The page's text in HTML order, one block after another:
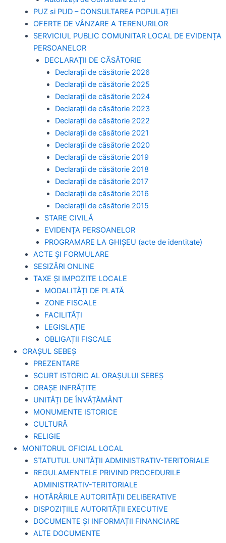
PUZ si PUD – CONSULTAREA POPULAȚIEI
OFERTE DE VÂNZARE A TERENURILOR
SERVICIUL PUBLIC COMUNITAR LOCAL DE EVIDENȚA
PERSOANELOR
DECLARAȚII DE CĂSĂTORIE
Declarații de căsătorie 2026
Declarații de căsătorie 2025
Declarații de căsătorie 2024
Declarații de căsătorie 2023
Declarații de căsătorie 2022
Declarații de căsătorie 2021
Declarații de căsătorie 2020
Declarații de căsătorie 2019
Declarații de căsătorie 2018
Declarații de căsătorie 2017
Declarații de căsătorie 2016
Declarații de căsătorie 2015
STARE CIVILĂ
EVIDENȚA PERSOANELOR
PROGRAMARE LA GHIȘEU (acte de identitate)
ACTE ȘI FORMULARE
SESIZĂRI ONLINE
TAXE ȘI IMPOZITE LOCALE
MODALITĂȚI DE PLATĂ
ZONE FISCALE
FACILITĂȚI
LEGISLAȚIE
OBLIGAȚII FISCALE
ORAȘUL SEBEȘ
PREZENTARE
SCURT ISTORIC AL ORAȘULUI SEBEȘ
ORAȘE INFRĂȚITE
UNITĂȚI DE ÎNVĂȚĂMÂNT
MONUMENTE ISTORICE
CULTURĂ
RELIGIE
MONITORUL OFICIAL LOCAL
STATUTUL UNITĂȚII ADMINISTRATIV-TERITORIALE
REGULAMENTELE PRIVIND PROCEDURILE
ADMINISTRATIV-TERITORIALE
HOTĂRÂRILE AUTORITĂȚII DELIBERATIVE
DISPOZIȚIILE AUTORITĂȚII EXECUTIVE
DOCUMENTE ȘI INFORMAȚII FINANCIARE
ALTE DOCUMENTE